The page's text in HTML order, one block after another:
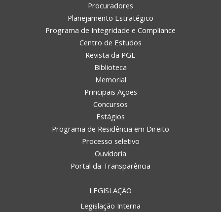
Procuradores
Planejamento Estratégico
Programa de Integridade e Compliance
Centro de Estudos
Revista da PGE
Biblioteca
Memorial
Principais Ações
Concursos
Estágios
Programa de Residência em Direito
Processo seletivo
Ouvidoria
Portal da Transparência
LEGISLAÇÃO
Legislação Interna